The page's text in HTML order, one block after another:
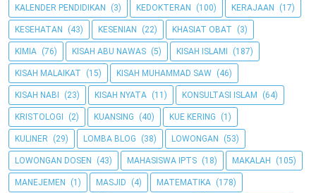
KALENDER PENDIDIKAN (3) KEDOKTERAN (100) KERAJAAN (17)
KESEHATAN (43) KESENIAN (22) KHASIAT OBAT (3)
KIMIA (76) KISAH ABU NAWAS (5) KISAH ISLAMI (187)
KISAH MALAIKAT (15) KISAH MUHAMMAD SAW (46)
KISAH NABI (23) KISAH NYATA (11) KONSULTASI ISLAM (64)
KRISTOLOGI (2) KUANSING (40) KUE KERING (1)
KULINER (29) LOMBA BLOG (38) LOWONGAN (53)
LOWONGAN DOSEN (43) MAHASISWA IPTS (18) MAKALAH (105)
MANEJEMEN (1) MASJID (4) MATEMATIKA (178)